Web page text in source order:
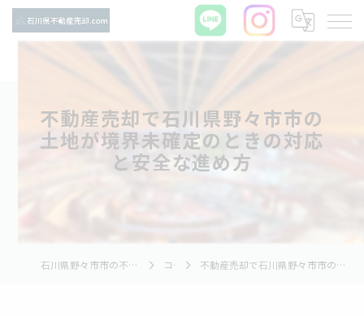
不動産売却で石川県野々市市の
土地が境界未確定のときの対応
と安全な進め方
石川県野々市市の不動産売却ならTNホーム株式会社 コラム 不動産売却で石川県野々市市の土地が境界未確定のときの対応と安全な進め方